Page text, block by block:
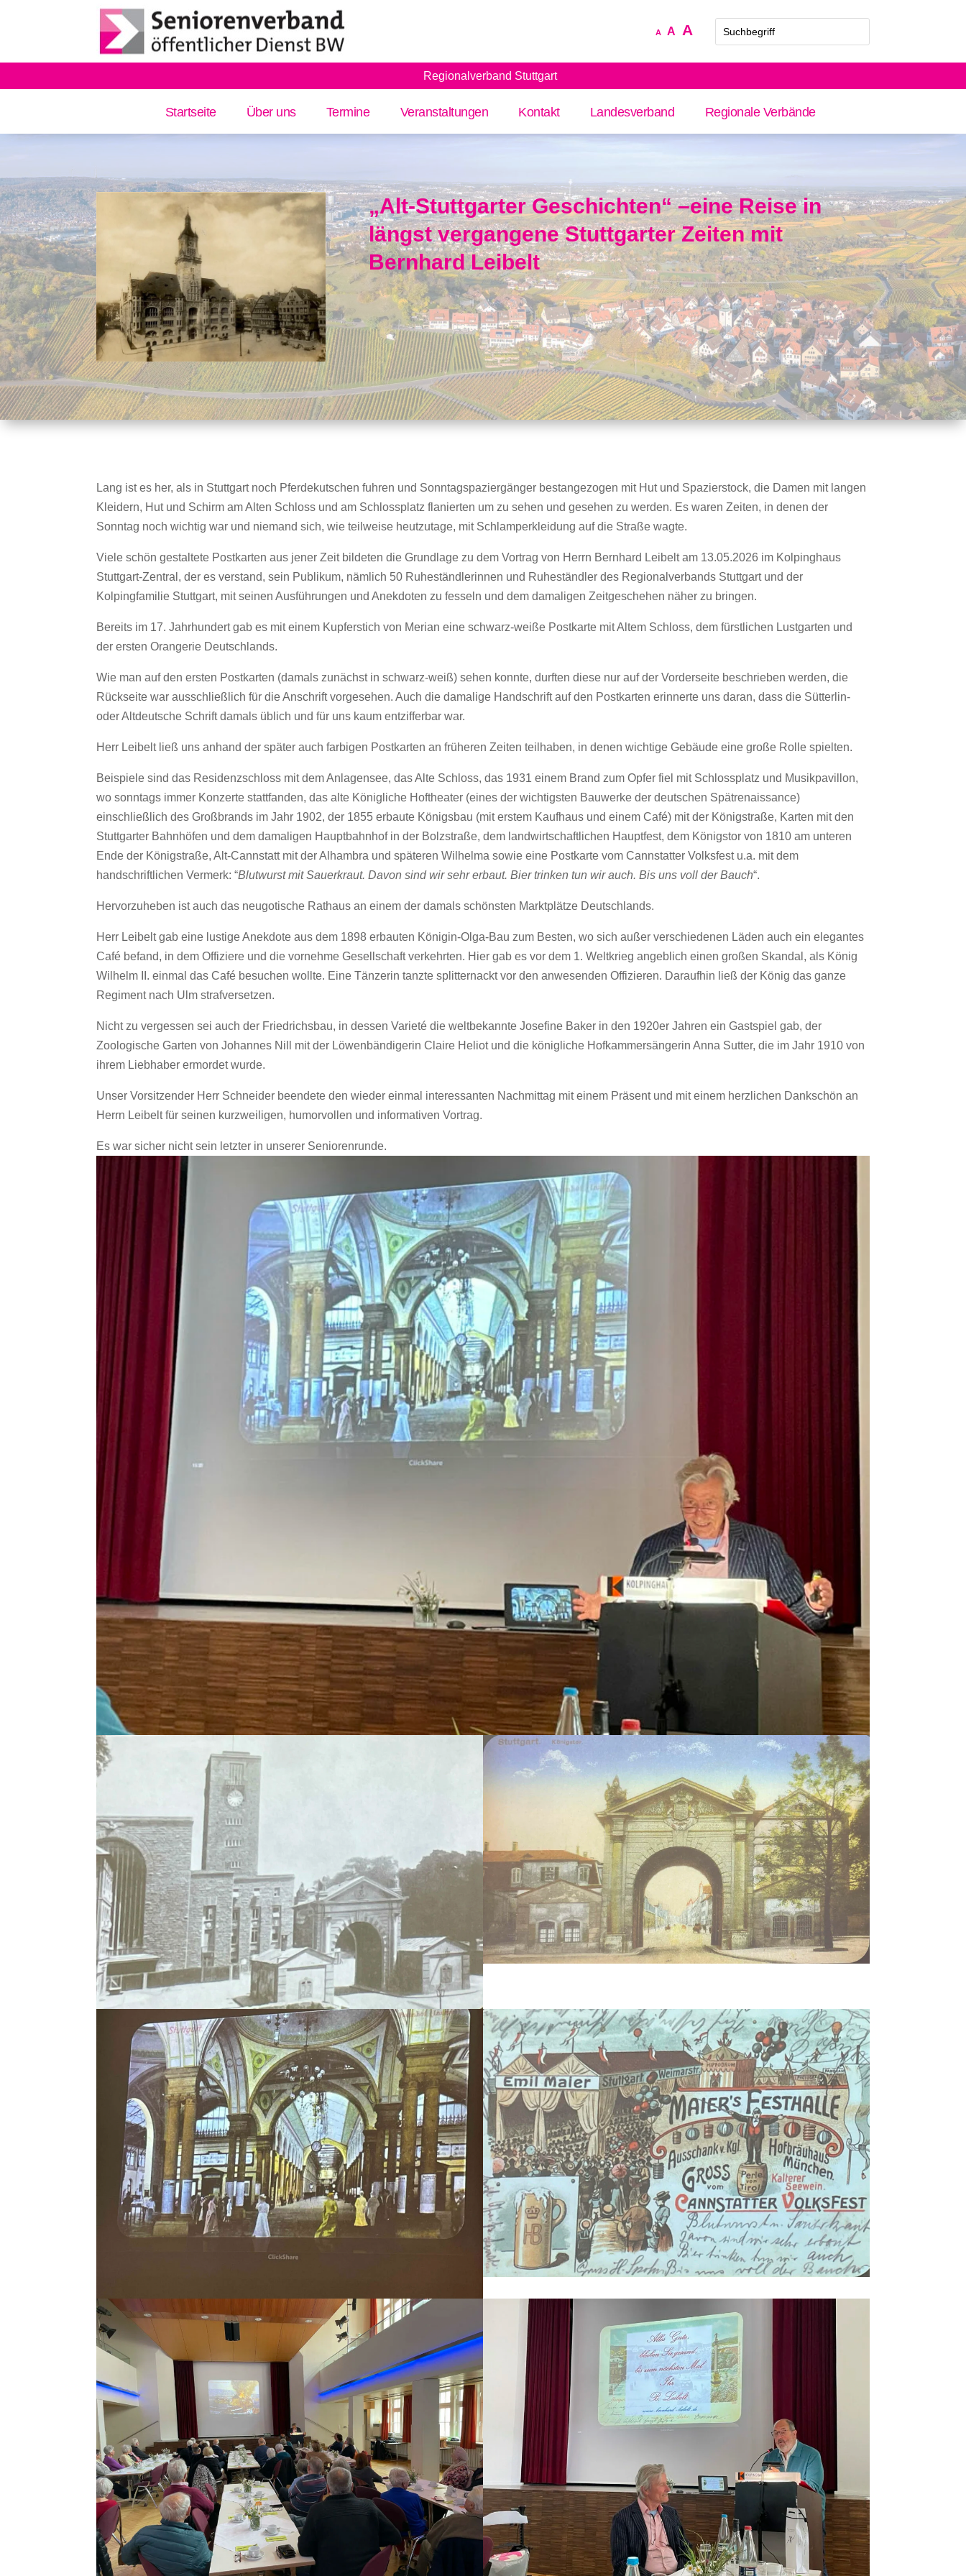
A Decrease
A Reset
A Increase
font
size.
Regionalverband Stuttgart
Startseite Über uns Termine Veranstaltungen Kontakt Landesverband Regionale Verbände
„Alt-Stuttgarter Geschichten“ –eine Reise in
längst vergangene Stuttgarter Zeiten mit
Bernhard Leibelt
Lang ist es her, als in Stuttgart noch Pferdekutschen fuhren und Sonntagspaziergänger bestangezogen mit Hut und Spazierstock, die Damen mit langen
Kleidern, Hut und Schirm am Alten Schloss und am Schlossplatz flanierten um zu sehen und gesehen zu werden. Es waren Zeiten, in denen der
Sonntag noch wichtig war und niemand sich, wie teilweise heutzutage, mit Schlamperkleidung auf die Straße wagte.
Viele schön gestaltete Postkarten aus jener Zeit bildeten die Grundlage zu dem Vortrag von Herrn Bernhard Leibelt am 13.05.2026 im Kolpinghaus
Stuttgart-Zentral, der es verstand, sein Publikum, nämlich 50 Ruheständlerinnen und Ruheständler des Regionalverbands Stuttgart und der
Kolpingfamilie Stuttgart, mit seinen Ausführungen und Anekdoten zu fesseln und dem damaligen Zeitgeschehen näher zu bringen.
Bereits im 17. Jahrhundert gab es mit einem Kupferstich von Merian eine schwarz-weiße Postkarte mit Altem Schloss, dem fürstlichen Lustgarten und
der ersten Orangerie Deutschlands.
Wie man auf den ersten Postkarten (damals zunächst in schwarz-weiß) sehen konnte, durften diese nur auf der Vorderseite beschrieben werden, die
Rückseite war ausschließlich für die Anschrift vorgesehen. Auch die damalige Handschrift auf den Postkarten erinnerte uns daran, dass die Sütterlin-
oder Altdeutsche Schrift damals üblich und für uns kaum entzifferbar war.
Herr Leibelt ließ uns anhand der später auch farbigen Postkarten an früheren Zeiten teilhaben, in denen wichtige Gebäude eine große Rolle spielten.
Beispiele sind das Residenzschloss mit dem Anlagensee, das Alte Schloss, das 1931 einem Brand zum Opfer fiel mit Schlossplatz und Musikpavillon,
wo sonntags immer Konzerte stattfanden, das alte Königliche Hoftheater (eines der wichtigsten Bauwerke der deutschen Spätrenaissance)
einschließlich des Großbrands im Jahr 1902, der 1855 erbaute Königsbau (mit erstem Kaufhaus und einem Café) mit der Königstraße, Karten mit den
Stuttgarter Bahnhöfen und dem damaligen Hauptbahnhof in der Bolzstraße, dem landwirtschaftlichen Hauptfest, dem Königstor von 1810 am unteren
Ende der Königstraße, Alt-Cannstatt mit der Alhambra und späteren Wilhelma sowie eine Postkarte vom Cannstatter Volksfest u.a. mit dem
handschriftlichen Vermerk: “Blutwurst mit Sauerkraut. Davon sind wir sehr erbaut. Bier trinken tun wir auch. Bis uns voll der Bauch“.
Hervorzuheben ist auch das neugotische Rathaus an einem der damals schönsten Marktplätze Deutschlands.
Herr Leibelt gab eine lustige Anekdote aus dem 1898 erbauten Königin-Olga-Bau zum Besten, wo sich außer verschiedenen Läden auch ein elegantes
Café befand, in dem Offiziere und die vornehme Gesellschaft verkehrten. Hier gab es vor dem 1. Weltkrieg angeblich einen großen Skandal, als König
Wilhelm II. einmal das Café besuchen wollte. Eine Tänzerin tanzte splitternackt vor den anwesenden Offizieren. Daraufhin ließ der König das ganze
Regiment nach Ulm strafversetzen.
Nicht zu vergessen sei auch der Friedrichsbau, in dessen Varieté die weltbekannte Josefine Baker in den 1920er Jahren ein Gastspiel gab, der
Zoologische Garten von Johannes Nill mit der Löwenbändigerin Claire Heliot und die königliche Hofkammersängerin Anna Sutter, die im Jahr 1910 von
ihrem Liebhaber ermordet wurde.
Unser Vorsitzender Herr Schneider beendete den wieder einmal interessanten Nachmittag mit einem Präsent und mit einem herzlichen Dankschön an
Herrn Leibelt für seinen kurzweiligen, humorvollen und informativen Vortrag.
Es war sicher nicht sein letzter in unserer Seniorenrunde.